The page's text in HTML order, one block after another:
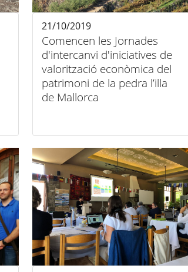
Comencen les Jornades
d'intercanvi d'iniciatives de
valorització econòmica del
patrimoni de la pedra l’illa
de Mallorca
21/10/2019